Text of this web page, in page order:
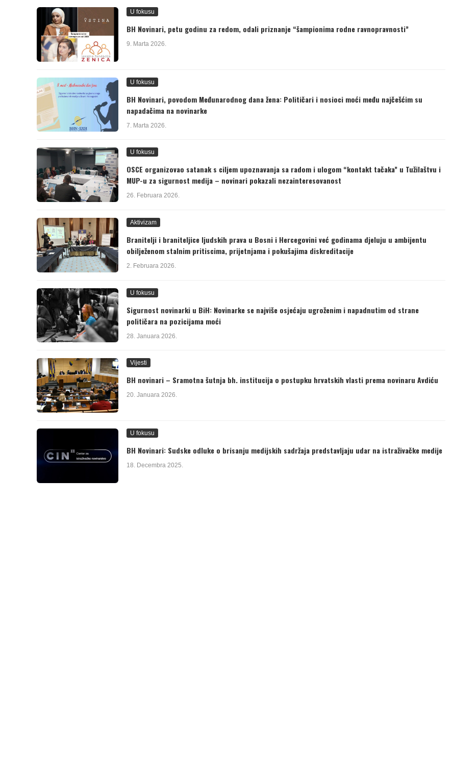
U fokusu
BH Novinari, petu godinu za redom, odali priznanje “šampionima rodne ravnopravnosti”
9. Marta 2026.
U fokusu
BH Novinari, povodom Međunarodnog dana žena: Političari i nosioci moći među najčešćim su
napadačima na novinarke
7. Marta 2026.
U fokusu
OSCE organizovao satanak s ciljem upoznavanja sa radom i ulogom “kontakt tačaka” u Tužilaštvu i
MUP-u za sigurnost medija – novinari pokazali nezainteresovanost
26. Februara 2026.
Aktivizam
Branitelji i braniteljice ljudskih prava u Bosni i Hercegovini već godinama djeluju u ambijentu
obilježenom stalnim pritiscima, prijetnjama i pokušajima diskreditacije
2. Februara 2026.
U fokusu
Sigurnost novinarki u BiH: Novinarke se najviše osjećaju ugroženim i napadnutim od strane
političara na pozicijama moći
28. Januara 2026.
Vijesti
BH novinari – Sramotna šutnja bh. institucija o postupku hrvatskih vlasti prema novinaru Avdiću
20. Januara 2026.
U fokusu
BH Novinari: Sudske odluke o brisanju medijskih sadržaja predstavljaju udar na istraživačke medije
18. Decembra 2025.